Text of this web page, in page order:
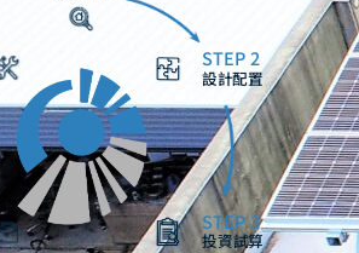
STEP 2
設計配置
STEP 3
投資試算